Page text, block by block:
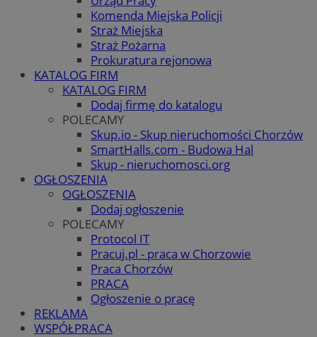
Komenda Miejska Policji
Straż Miejska
Straż Pożarna
Prokuratura rejonowa
KATALOG FIRM
KATALOG FIRM
Dodaj firmę do katalogu
POLECAMY
Skup.io - Skup nieruchomości Chorzów
SmartHalls.com - Budowa Hal
Skup - nieruchomosci.org
OGŁOSZENIA
OGŁOSZENIA
Dodaj ogłoszenie
POLECAMY
Protocol IT
Pracuj.pl - praca w Chorzowie
Praca Chorzów
PRACA
Ogłoszenie o pracę
REKLAMA
WSPÓŁPRACA